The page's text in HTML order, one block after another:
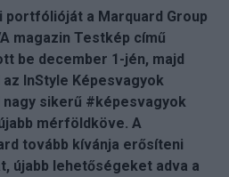
a Marquard Group
magazin Testkép című
be december 1-jén, majd
InStyle Képesvagyok
nagy sikerű #képesvagyok
mérföldköve. A
tovább kívánja erősíteni
újabb lehetőségeket adva a